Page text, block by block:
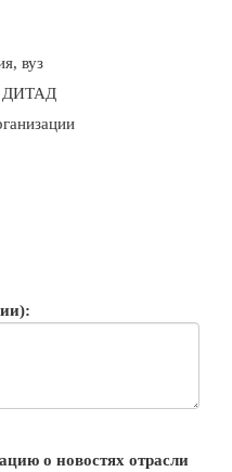
вуз
ДИТАД
о новостях отрасли